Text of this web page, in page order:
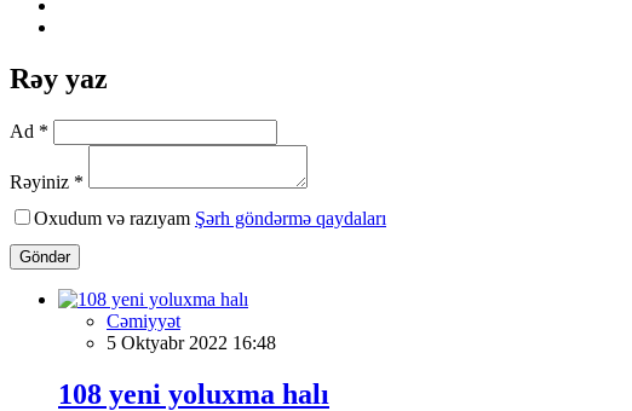
Rəy yaz
Ad *
Rəyiniz *
Oxudum və razıyam Şərh göndərmə qaydaları
Göndər
Cəmiyyət
5 Oktyabr 2022 16:48
108 yeni yoluxma halı